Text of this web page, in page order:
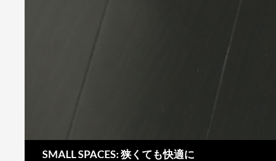
SMALL SPACES: 狭くても快適に